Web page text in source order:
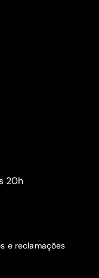
20h
e reclamações